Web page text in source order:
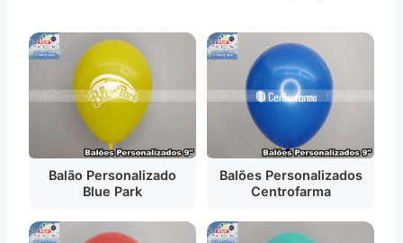
Balão Personalizado
Blue Park
Balões Personalizados
Centrofarma